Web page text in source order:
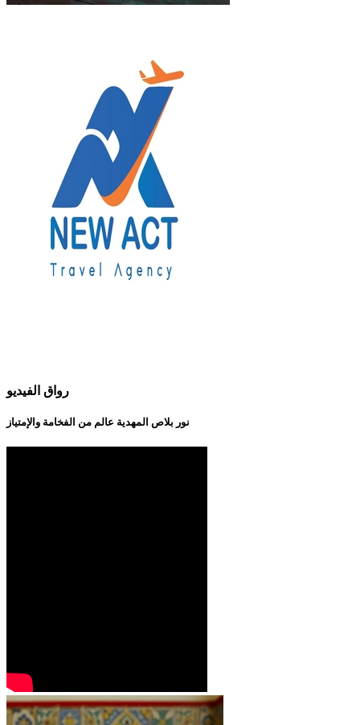
رواق الفيديو
نور بلاص المهدية عالم من الفخامة والإمتياز